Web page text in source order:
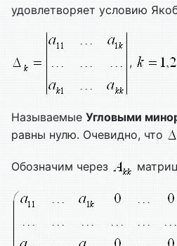
удовлетворяет условию
,
Называемые Угловыми
равны нулю. Очевидно, что
Обозначим через